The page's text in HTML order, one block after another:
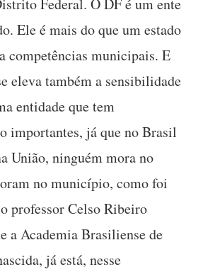
Federal. O DF é um ente
Ele é mais do que um estado
competências municipais. E
eleva também a sensibilidade
entidade que tem
importantes, já que no Brasil
União, ninguém mora no
no município, como foi
professor Celso Ribeiro
a Academia Brasiliense de
já está, nesse